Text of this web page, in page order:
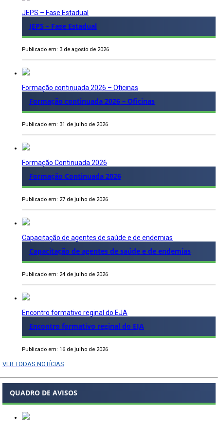
JEPS – Fase Estadual
JEPS – Fase Estadual
Publicado em: 3 de agosto de 2026
Formação continuada 2026 – Oficinas
Formação continuada 2026 – Oficinas
Publicado em: 31 de julho de 2026
Formação Continuada 2026
Formação Continuada 2026
Publicado em: 27 de julho de 2026
Capacitação de agentes de saúde e de endemias
Capacitação de agentes de saúde e de endemias
Publicado em: 24 de julho de 2026
Encontro formativo reginal do EJA
Encontro formativo reginal do EJA
Publicado em: 16 de julho de 2026
VER TODAS NOTÍCIAS
QUADRO DE AVISOS